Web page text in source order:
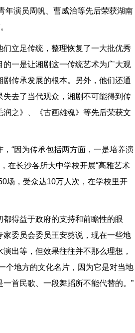
年演员周帆、曹威治等先后荣获湖南
立足传统，整理恢复了一大批优秀
一是让湘剧这一传统艺术为广大观
传承发展的根本。另外，他们还通
去了当代观众，湘剧不可能得到传
之》、《古画雄魂》等先后荣获文
“因为传承包括两方面，一是培养演
在长沙各所大中学校开展“高雅艺术
场，受众达10万人次，在学校里开
得益于政府的支持和前瞻性的眼
委员会委员王安葵说，现在一些地
出等，但效果往往并不那么理想，
个地方的文化名片，因为它是对当地
首民歌、一段舞蹈所不能代替的。”